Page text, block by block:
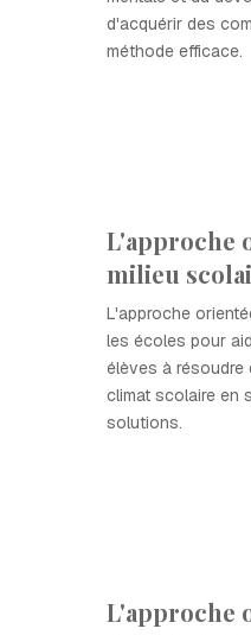
d'acquérir des
méthode efficace.
L'approche
milieu
L'approche
les écoles pour
élèves à
climat scolaire en
solutions.
L'approche